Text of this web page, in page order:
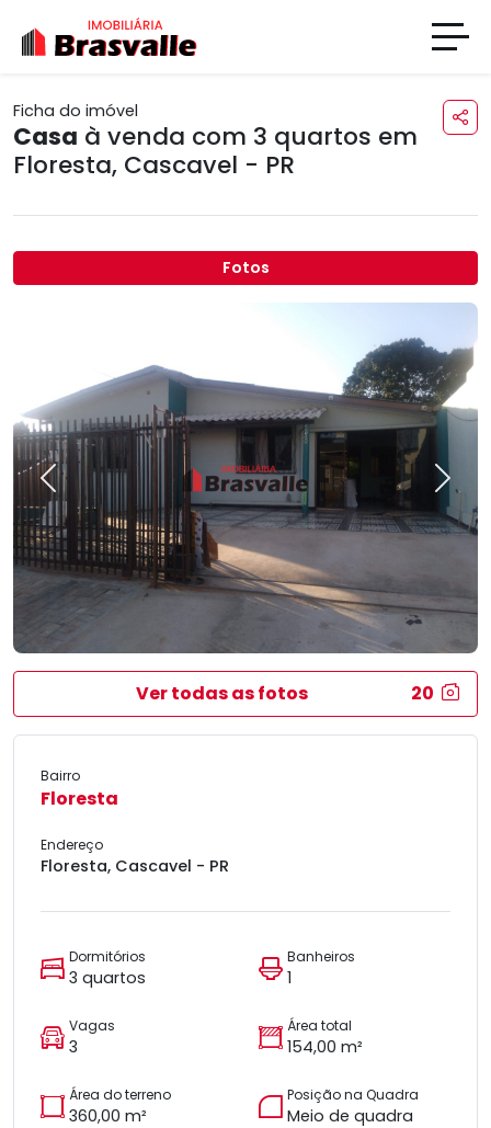
Ficha do imóvel
Casa à venda com 3 quartos em
Floresta, Cascavel - PR
Fotos
Previous Next
Ver todas as fotos 20
Bairro
Floresta
Endereço
Floresta, Cascavel - PR
Dormitórios
3 quartos
Banheiros
1
Vagas
3
Área total
154,00 m²
Área do terreno
360,00 m²
Posição na Quadra
Meio de quadra